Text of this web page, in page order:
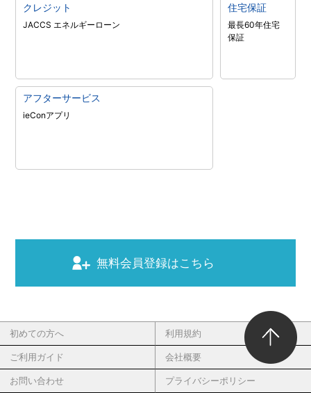
クレジット
JACCS エネルギーローン
住宅保証
最長60年住宅
保証
アフターサービス
ieConアプリ
無料会員登録はこちら
初めての方へ 利用規約
ご利用ガイド 会社概要
お問い合わせ プライバシーポリシー